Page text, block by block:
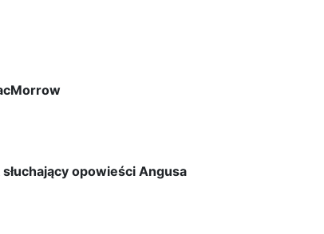
słuchający opowieści Angusa